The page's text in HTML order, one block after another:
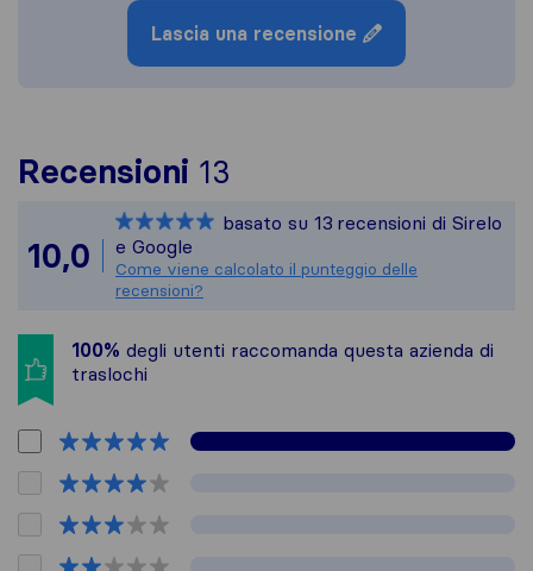
Lascia una recensione
Recensioni 13
Tutte le recensioni
10,0
basato su 13 recensioni di Sirelo
e Google
Come viene calcolato il punteggio delle
recensioni?
100% degli utenti raccomanda questa azienda di
traslochi